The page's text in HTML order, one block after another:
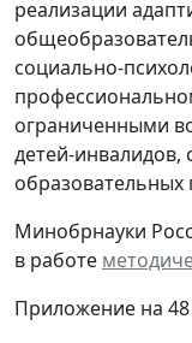
реализации
социально-
ограниченными
детей-инвалидов,
образовательных
Минобрнауки
в работе
Приложение на 48